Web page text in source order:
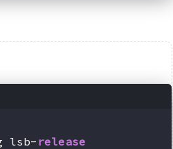
lsb-release